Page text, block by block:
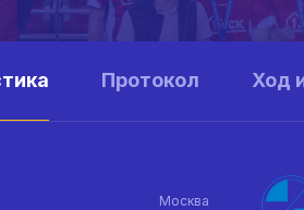
Протокол Ход
Москва